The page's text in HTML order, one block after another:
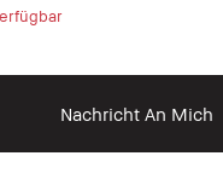
Nachricht An Mich